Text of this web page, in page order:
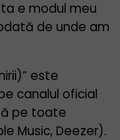
e modul meu
de unde am
este
canalul oficial
pe toate
Music, Deezer).